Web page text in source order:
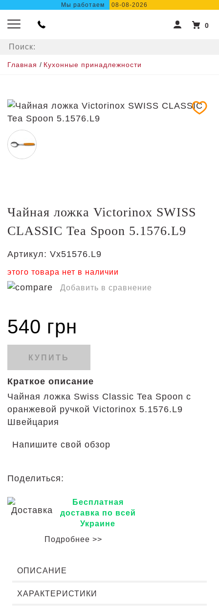
Мы работаем 08-08-2026
0
Главная / Кухонные принадлежности
Чайная ложка Victorinox SWISS
CLASSIC Tea Spoon 5.1576.L9
Артикул: Vx51576.L9
этого товара нет в наличии
Добавить в сравнение
540 грн
КУПИТЬ
Краткое описание
Чайная ложка Swiss Classic Tea Spoon с
оранжевой ручкой Victorinox 5.1576.L9
Швейцария
Напишите свой обзор
Поделиться:
Бесплатная
доставка по всей
Украине
Подробнее >>
ОПИСАНИЕ
ХАРАКТЕРИСТИКИ